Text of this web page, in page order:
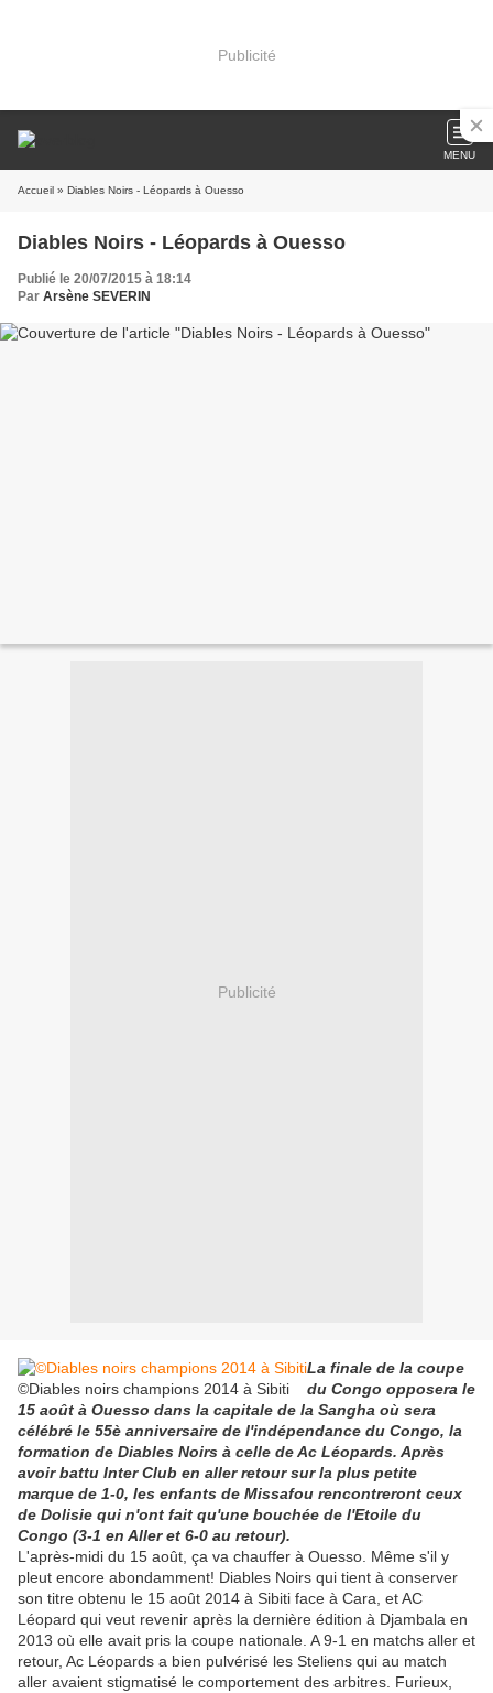
Publicité
MENU
Accueil » Diables Noirs - Léopards à Ouesso
Diables Noirs - Léopards à Ouesso
Publié le 20/07/2015 à 18:14
Par Arsène SEVERIN
Publicité
©Diables noirs champions 2014 à Sibiti
La finale de la coupe
du Congo opposera le
15 août à Ouesso dans la capitale de la Sangha où sera
célébré le 55è anniversaire de l'indépendance du Congo, la
formation de Diables Noirs à celle de Ac Léopards. Après
avoir battu Inter Club en aller retour sur la plus petite
marque de 1-0, les enfants de Missafou rencontreront ceux
de Dolisie qui n'ont fait qu'une bouchée de l'Etoile du
Congo (3-1 en Aller et 6-0 au retour).
L'après-midi du 15 août, ça va chauffer à Ouesso. Même s'il y
pleut encore abondamment! Diables Noirs qui tient à conserver
son titre obtenu le 15 août 2014 à Sibiti face à Cara, et AC
Léopard qui veut revenir après la dernière édition à Djambala en
2013 où elle avait pris la coupe nationale. A 9-1 en matchs aller et
retour, Ac Léopards a bien pulvérisé les Steliens qui au match
aller avaient stigmatisé le comportement des arbitres. Furieux,